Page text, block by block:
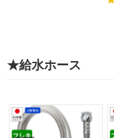
★給水ホース